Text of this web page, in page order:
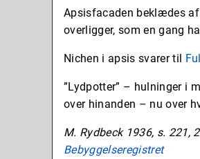
Apsisfacaden beklædes
overligger, som en gang
Nichen i apsis svarer til
”Lydpotter” – hulninger i
over hinanden – nu over
M. Rydbeck 1936, s. 221,
Bebyggelseregistret